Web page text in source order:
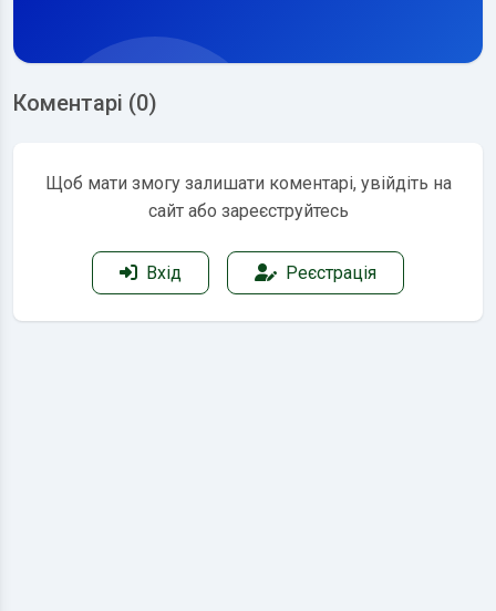
Коментарі (0)
Щоб мати змогу залишати коментарі, увійдіть на
сайт або зареєструйтесь
Вхід Реєстрація